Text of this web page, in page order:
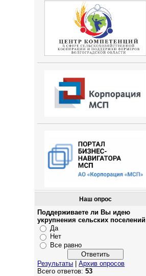
Наш опрос
Поддерживаете ли Вы идею
укрупнения сельских поселений
Да
Нет
Все равно
Результаты |Архив опросов
Всего ответов:53